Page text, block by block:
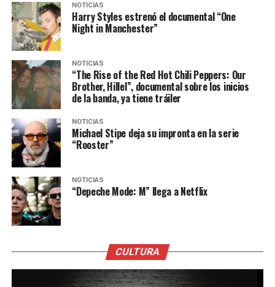
NOTICIAS
Harry Styles estrenó el documental “One
Night in Manchester”
NOTICIAS
“The Rise of the Red Hot Chili Peppers: Our
Brother, Hillel”, documental sobre los inicios
de la banda, ya tiene tráiler
NOTICIAS
Michael Stipe deja su impronta en la serie
“Rooster”
NOTICIAS
“Depeche Mode: M” llega a Netflix
CULTURA